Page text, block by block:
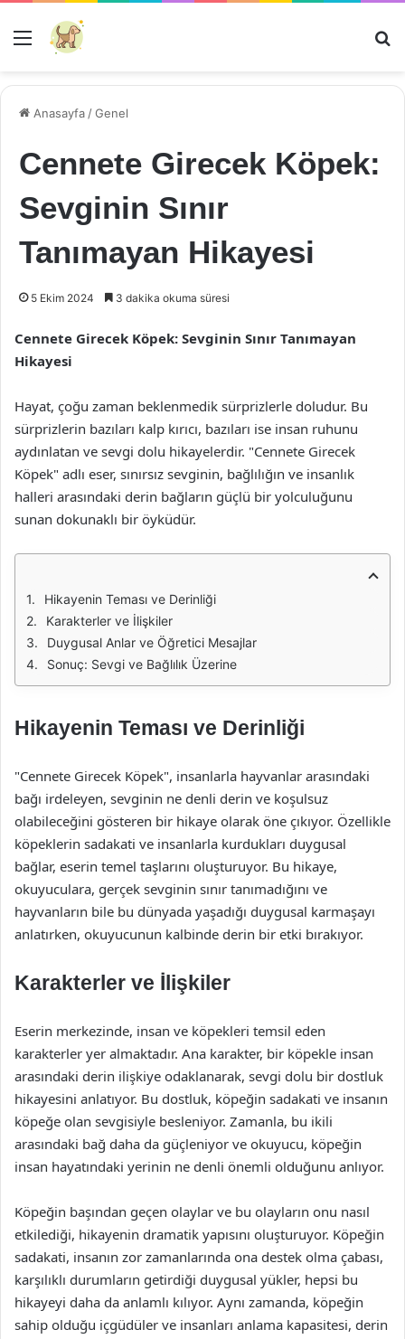
Menü
Anasayfa /Genel
Cennete Girecek Köpek:
Sevginin Sınır
Tanımayan Hikayesi
5 Ekim 2024 3 dakika okuma süresi
Cennete Girecek Köpek: Sevginin Sınır Tanımayan
Hikayesi
Hayat, çoğu zaman beklenmedik sürprizlerle doludur. Bu
sürprizlerin bazıları kalp kırıcı, bazıları ise insan ruhunu
aydınlatan ve sevgi dolu hikayelerdir. "Cennete Girecek
Köpek" adlı eser, sınırsız sevginin, bağlılığın ve insanlık
halleri arasındaki derin bağların güçlü bir yolculuğunu
sunan dokunaklı bir öyküdür.
Hikayenin Teması ve Derinliği
Karakterler ve İlişkiler
Duygusal Anlar ve Öğretici Mesajlar
Sonuç: Sevgi ve Bağlılık Üzerine
Hikayenin Teması ve Derinliği
"Cennete Girecek Köpek", insanlarla hayvanlar arasındaki
bağı irdeleyen, sevginin ne denli derin ve koşulsuz
olabileceğini gösteren bir hikaye olarak öne çıkıyor. Özellikle
köpeklerin sadakati ve insanlarla kurdukları duygusal
bağlar, eserin temel taşlarını oluşturuyor. Bu hikaye,
okuyuculara, gerçek sevginin sınır tanımadığını ve
hayvanların bile bu dünyada yaşadığı duygusal karmaşayı
anlatırken, okuyucunun kalbinde derin bir etki bırakıyor.
Karakterler ve İlişkiler
Eserin merkezinde, insan ve köpekleri temsil eden
karakterler yer almaktadır. Ana karakter, bir köpekle insan
arasındaki derin ilişkiye odaklanarak, sevgi dolu bir dostluk
hikayesini anlatıyor. Bu dostluk, köpeğin sadakati ve insanın
köpeğe olan sevgisiyle besleniyor. Zamanla, bu ikili
arasındaki bağ daha da güçleniyor ve okuyucu, köpeğin
insan hayatındaki yerinin ne denli önemli olduğunu anlıyor.
Köpeğin başından geçen olaylar ve bu olayların onu nasıl
etkilediği, hikayenin dramatik yapısını oluşturuyor. Köpeğin
sadakati, insanın zor zamanlarında ona destek olma çabası,
karşılıklı durumların getirdiği duygusal yükler, hepsi bu
hikayeyi daha da anlamlı kılıyor. Aynı zamanda, köpeğin
sahip olduğu içgüdüler ve insanları anlama kapasitesi, derin